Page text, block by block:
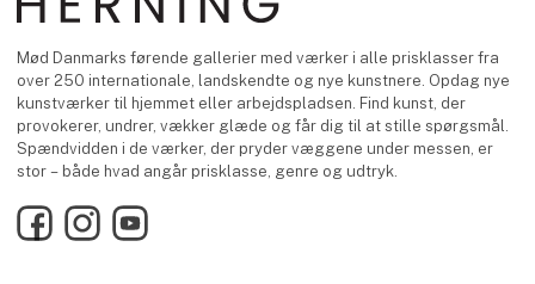
Mød Danmarks førende gallerier med værker i alle prisklasser fra
over 250 internationale, landskendte og nye kunstnere. Opdag nye
kunstværker til hjemmet eller arbejdspladsen. Find kunst, der
provokerer, undrer, vækker glæde og får dig til at stille spørgsmål.
Spændvidden i de værker, der pryder væggene under messen, er
stor – både hvad angår prisklasse, genre og udtryk.
FacebookInstagramYouTube